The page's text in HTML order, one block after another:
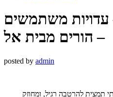
עדויות משתמשים
– הורים מבית אל
posted by admin
תמצית להרטבה רגיל, ומחוזק